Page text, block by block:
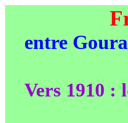
entre
Vers 1910